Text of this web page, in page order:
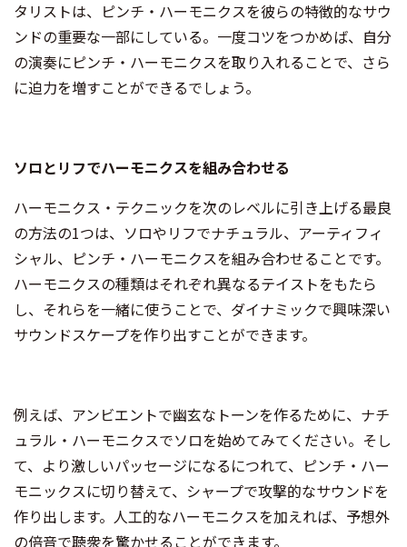
タリストは、ピンチ・ハーモニクスを彼らの特徴的なサウ
ンドの重要な一部にしている。一度コツをつかめば、自分
の演奏にピンチ・ハーモニクスを取り入れることで、さら
に迫力を増すことができるでしょう。
ソロとリフでハーモニクスを組み合わせる
ハーモニクス・テクニックを次のレベルに引き上げる最良
の方法の1つは、ソロやリフでナチュラル、アーティフィ
シャル、ピンチ・ハーモニクスを組み合わせることです。
ハーモニクスの種類はそれぞれ異なるテイストをもたら
し、それらを一緒に使うことで、ダイナミックで興味深い
サウンドスケープを作り出すことができます。
例えば、アンビエントで幽玄なトーンを作るために、ナチ
ュラル・ハーモニクスでソロを始めてみてください。そし
て、より激しいパッセージになるにつれて、ピンチ・ハー
モニックスに切り替えて、シャープで攻撃的なサウンドを
作り出します。人工的なハーモニクスを加えれば、予想外
の倍音で聴衆を驚かせることができます。